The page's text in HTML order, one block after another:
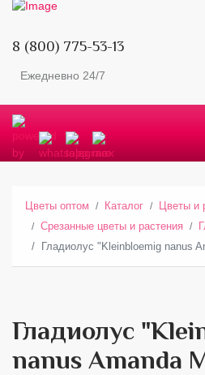
8 (800) 775-53-13
Ежедневно 24/7
Цветы оптом Каталог
Цветы и
Срезанные цветы и растения
Гладиолус "Kleinbloemig nanus
Гладиолус
nanus Amanda